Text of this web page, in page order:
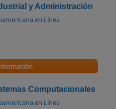
y Administración
en Línea
Computacionales
en Línea